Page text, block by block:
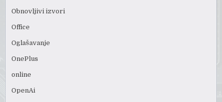
Obnovljivi izvori
Office
Oglašavanje
OnePlus
online
OpenAi